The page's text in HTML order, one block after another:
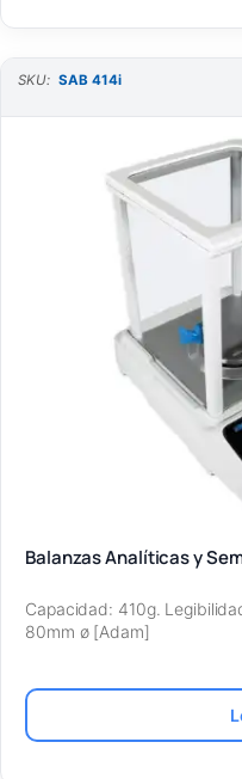
SKU: SAB 414i
Balanzas Analíticas y
Capacidad: 410g.
80mm ø [Adam]